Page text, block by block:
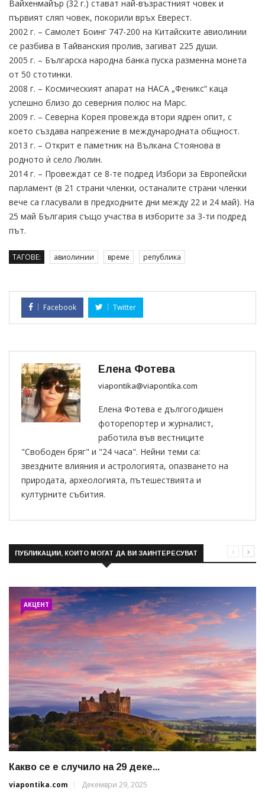
Вайхенмайър (32 г.) стават най-възрастният човек и
първият сляп човек, покорили връх Еверест.
2002 г. – Самолет Боинг 747-200 на Китайските авиолинии
се разбива в Тайванския пролив, загиват 225 души.
2005 г. – Българска народна банка пуска разменна монета
от 50 стотинки.
2008 г. – Космическият апарат на НАСА „Феникс“ каца
успешно близо до северния полюс на Марс.
2009 г. – Северна Корея провежда втори ядрен опит, с
което създава напрежение в международната общност.
2013 г. – Открит е паметник на Вълкана Стоянова в
родното ѝ село Люлин.
2014 г. – Провеждат се 8-те подред Избори за Европейски
парламент (в 21 страни членки, останалите страни членки
вече са гласували в предходните дни между 22 и 24 май). На
25 май България също участва в изборите за 3-ти подред
път.
ТАГОВЕ: авиолинии време република
Facebook Twitter
Елена Фотева
viapontika@viapontika.com
Елена Фотева е дългогодишен
фоторепортер и журналист,
работила във вестниците
"Свободен бряг" и "24 часа". Нейни теми са:
звездните влияния и астрологията, опазването на
природата, археологията, пътешествията и
културните събития.
ПУБЛИКАЦИИ, КОИТО МОГАТ ДА ВИ ЗАИНТЕРЕСУВАТ
АКЦЕНТ
Какво се е случило на 29 деке...
viapontika.com
Декември 29, 2025